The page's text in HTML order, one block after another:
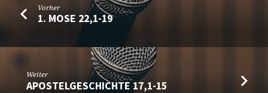
Vorher
1. MOSE 22,1-19
Weiter
APOSTELGESCHICHTE 17,1-15